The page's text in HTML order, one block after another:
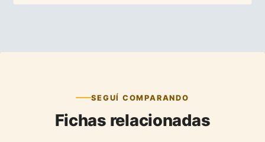
SEGUÍ COMPARANDO
Fichas relacionadas